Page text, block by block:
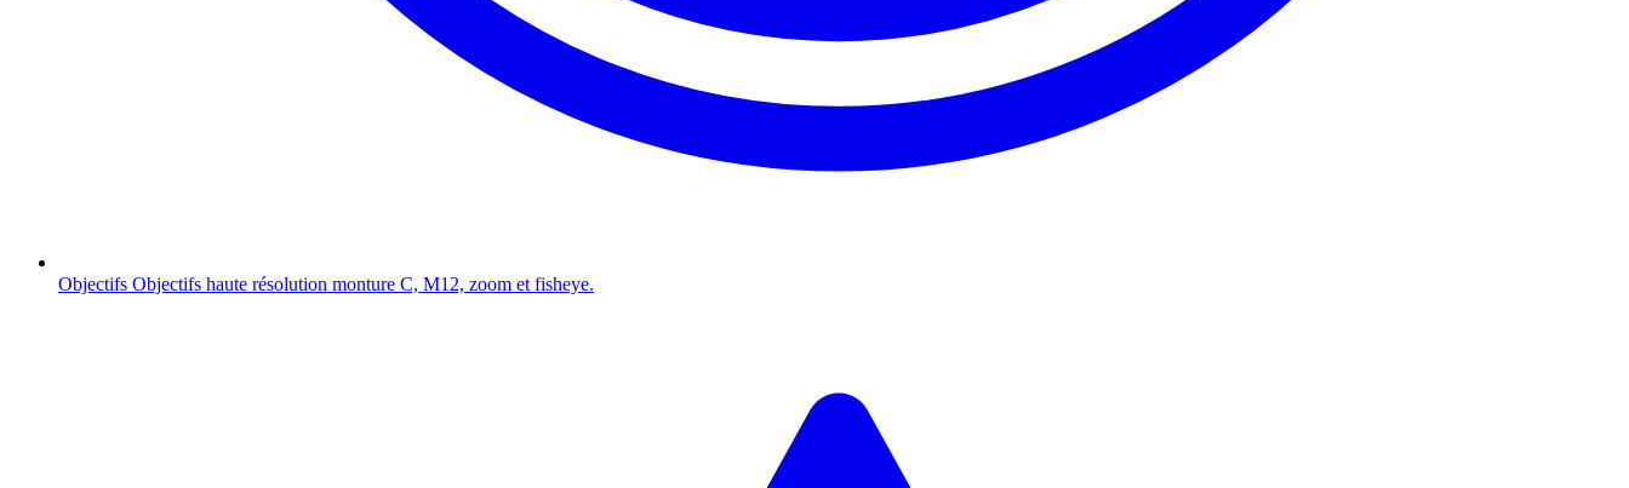
Objectifs Objectifs haute résolution monture C, M12, zoom et fisheye.